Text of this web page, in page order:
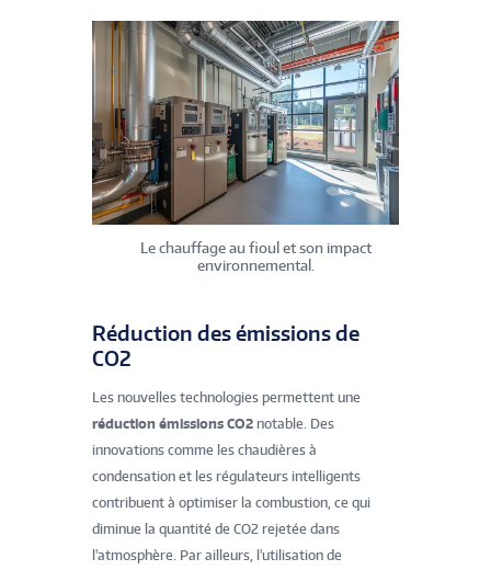
Le chauffage au fioul et son impact
environnemental.
Réduction des émissions de
CO2
Les nouvelles technologies permettent une
réduction émissions CO2 notable. Des
innovations comme les chaudières à
condensation et les régulateurs intelligents
contribuent à optimiser la combustion, ce qui
diminue la quantité de CO2 rejetée dans
l'atmosphère. Par ailleurs, l'utilisation de